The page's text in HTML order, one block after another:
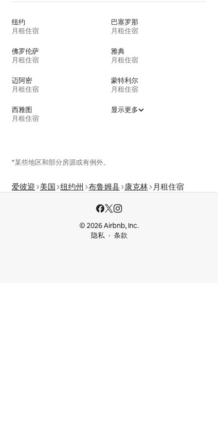
纽约
月租住宿
巴塞罗那
月租住宿
佛罗伦萨
月租住宿
雅典
月租住宿
迈阿密
月租住宿
蒙特利尔
月租住宿
西雅图
月租住宿
显示更多
*某些地区和部分房源或有例外。
爱彼迎 美国 纽约州 布鲁姆县 康克林 月租住宿
© 2026 Airbnb, Inc.
隐私
条款